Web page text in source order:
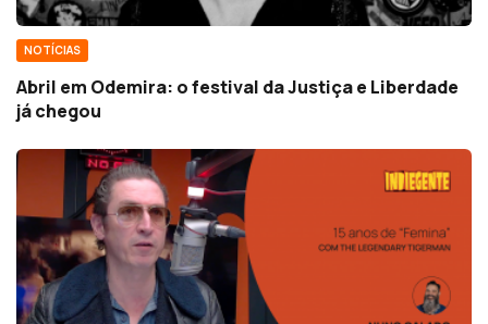
NOTÍCIAS
Abril em Odemira: o festival da Justiça e Liberdade
já chegou